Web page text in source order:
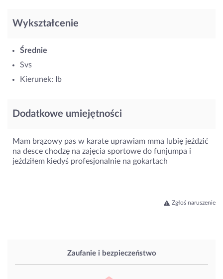
Zaufanie i bezpieczeństwo
Wykształcenie
Średnie
Svs
Kierunek: Ib
Dodatkowe umiejętności
Mam brązowy pas w karate uprawiam mma lubię jeździć
na desce chodzę na zajęcia sportowe do funjumpa i
jeździłem kiedyś profesjonalnie na gokartach
Zgłoś naruszenie